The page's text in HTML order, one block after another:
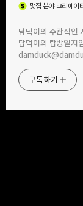
맛집 분야 크리에이
담덕이의 주관적인
담덕이의 탐방일지
구독하기
카카오스토리
어린이날 온 가족이 즐
베이비 데이 아웃 추